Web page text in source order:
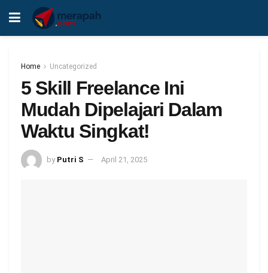
Home Uncategorized
5 Skill Freelance Ini
Mudah Dipelajari Dalam
Waktu Singkat!
by Putri S April 21, 2025